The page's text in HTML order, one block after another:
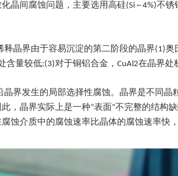
间腐蚀问题，主要选用高硅(Si ~ 4%)不锈
晶界由于容易沉淀的第二阶段的晶界(1)
量较低;(3)对于铜铝合金，CuAl2在晶界处
界发生的局部选择性腐蚀。晶界是不同
，晶界实际上是一种“表面”不完整的结构
蚀介质中的腐蚀速率比晶体的腐蚀速率快